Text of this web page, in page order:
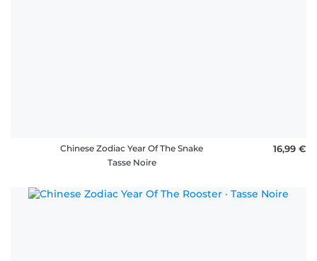
Chinese Zodiac Year Of The Snake
Tasse Noire
16,99 €